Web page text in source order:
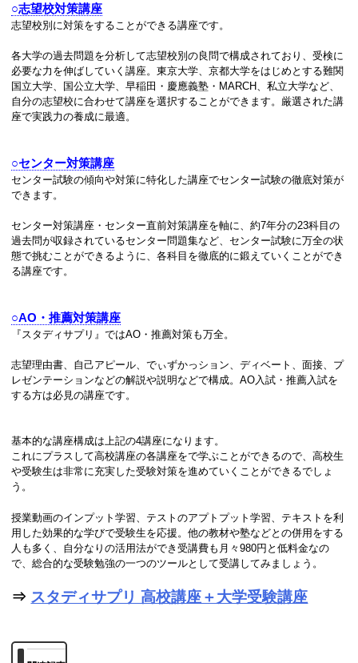
○志望校対策講座
志望校別に対策をすることができる講座です。
各大学の過去問題を分析して志望校別の良問で構成されており、受検に
必要な力を伸ばしていく講座。東京大学、京都大学をはじめとする難関
国立大学、国公立大学、早稲田・慶應義塾・MARCH、私立大学など、
自分の志望校に合わせて講座を選択することができます。厳選された講
座で実践力の養成に最適。
○センター対策講座
センター試験の傾向や対策に特化した講座でセンター試験の徹底対策が
できます。
センター対策講座・センター直前対策講座を軸に、約7年分の23科目の
過去問が収録されているセンター問題集など、センター試験に万全の状
態で挑むことができるように、各科目を徹底的に鍛えていくことができ
る講座です。
○AO・推薦対策講座
『スタディサプリ』ではAO・推薦対策も万全。
志望理由書、自己アピール、でぃずかっション、ディベート、面接、プ
レゼンテーションなどの解説や説明などで構成。AO入試・推薦入試を
する方は必見の講座です。
基本的な講座構成は上記の4講座になります。
これにプラスして高校講座の各講座をで学ぶことができるので、高校生
や受験生は非常に充実した受験対策を進めていくことができるでしょ
う。
授業動画のインプット学習、テストのアプトプット学習、テキストを利
用した効果的な学びで受験生を応援。他の教材や塾などとの併用をする
人も多く、自分なりの活用法ができ受講費も月々980円と低料金なの
で、総合的な受験勉強の一つのツールとして受講してみましょう。
⇒ スタディサプリ 高校講座＋大学受験講座